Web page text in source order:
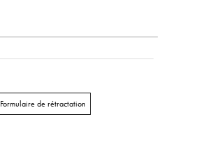
Formulaire de rétractation